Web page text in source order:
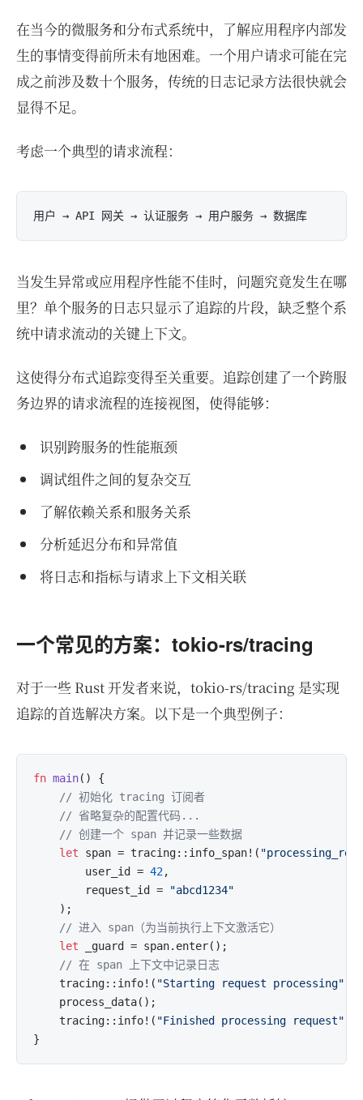
在当今的微服务和分布式系统中，了解应用程序内部发
生的事情变得前所未有地困难。一个用户请求可能在完
成之前涉及数十个服务，传统的日志记录方法很快就会
显得不足。
考虑一个典型的请求流程：
当发生异常或应用程序性能不佳时，问题究竟发生在哪
里？单个服务的日志只显示了追踪的片段，缺乏整个系
统中请求流动的关键上下文。
这使得分布式追踪变得至关重要。追踪创建了一个跨服
务边界的请求流程的连接视图，使得能够：
识别跨服务的性能瓶颈
调试组件之间的复杂交互
了解依赖关系和服务关系
分析延迟分布和异常值
将日志和指标与请求上下文相关联
一个常见的方案：tokio-rs/tracing
对于一些 Rust 开发者来说，tokio-rs/tracing 是实现
追踪的首选解决方案。以下是一个典型例子：
fn main()
{
// 初始化 tracing 订阅者
// 省略复杂的配置代码...
// 创建一个 span 并记录一些数据
let span = tracing::info_span!(
        user_id =
42,
        request_id =
"abcd1234"
    );
// 进入 span（为当前执行上下文激活它）
let _guard = span.enter();
// 在 span 上下文中记录日志
    tracing::info!(
"Starting request processing"
    process_data();
    tracing::info!(
"Finished processing request"